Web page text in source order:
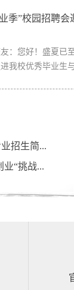
季”校园招聘会
：您好！盛夏已
我校优秀毕业生
招生简...
业“挑战...